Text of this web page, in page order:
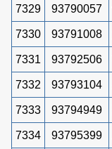
7329 93790057
7330 93791008
7331 93792506
7332 93793104
7333 93794949
7334 93795399